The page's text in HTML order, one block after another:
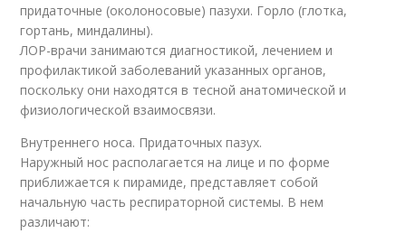
придаточные (околоносовые) пазухи. Горло (глотка,
гортань, миндалины).
ЛОР-врачи занимаются диагностикой, лечением и
профилактикой заболеваний указанных органов,
поскольку они находятся в тесной анатомической и
физиологической взаимосвязи.
Внутреннего носа. Придаточных пазух.
Наружный нос располагается на лице и по форме
приближается к пирамиде, представляет собой
начальную часть респираторной системы. В нем
различают: